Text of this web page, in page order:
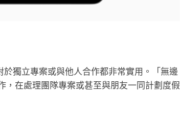
獨立專案或與他人合作都非常實用。「無邊
在處理團隊專案或甚至與朋友一同計劃度假